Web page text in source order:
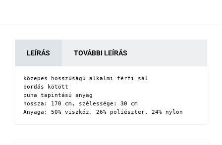
LEÍRÁS TOVÁBBI LEÍRÁS
közepes hosszúságú alkalmi férfi sál
bordás kötött
puha tapintású anyag
hossza: 170 cm, szélessége: 30 cm
Anyaga: 50% viszkóz, 26% poliészter, 24% nylon